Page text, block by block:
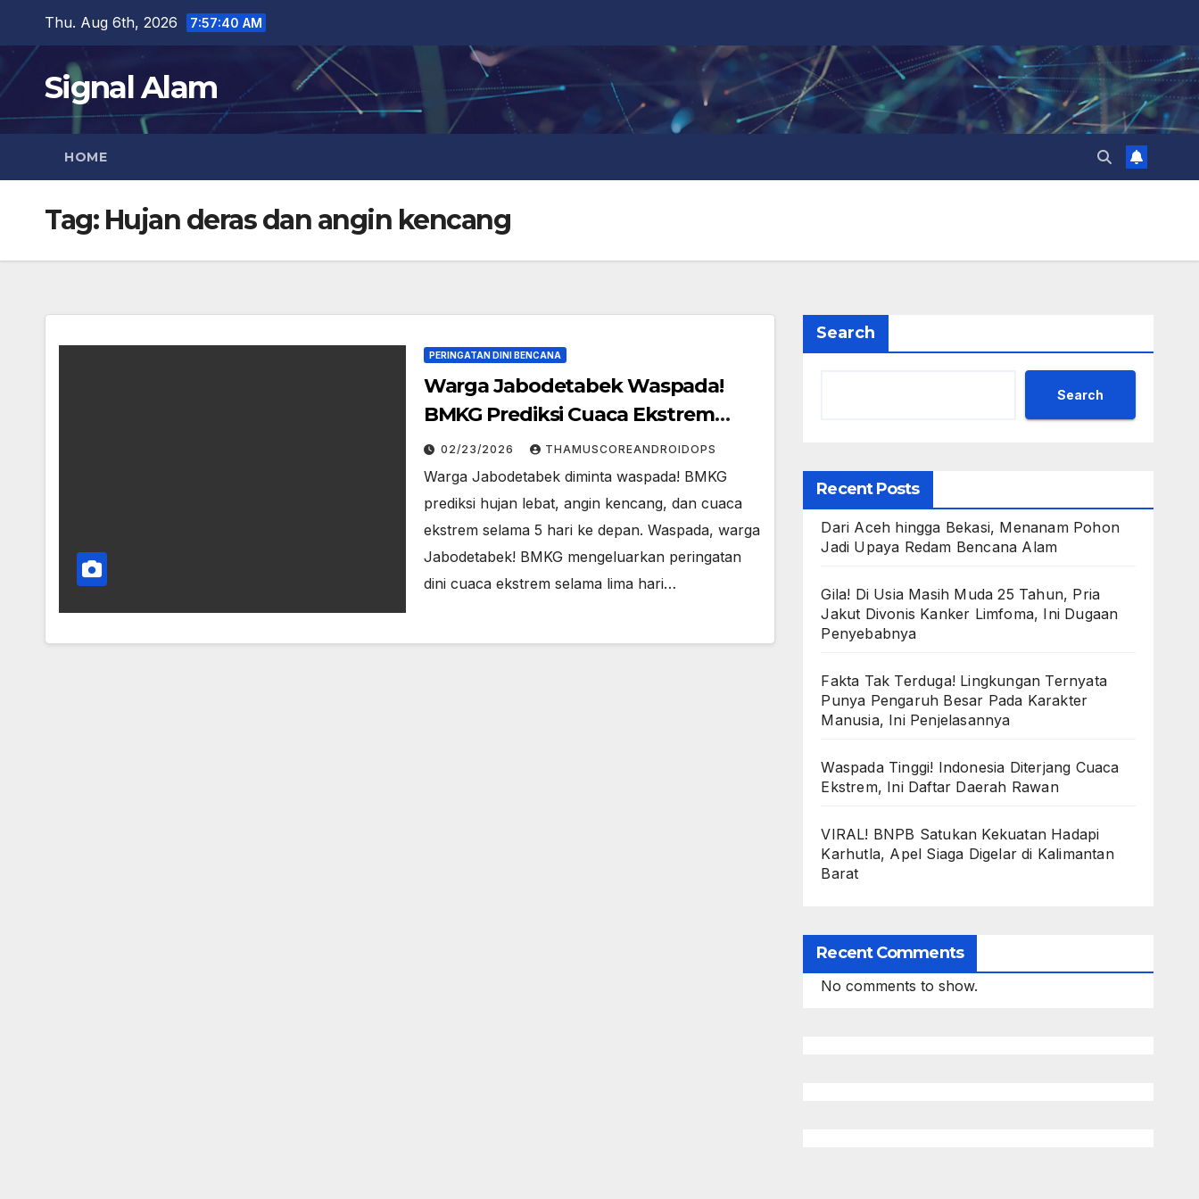
content
Thu. Aug 6th, 2026 7:57:40 AM
Signal Alam
HOME
Tag: Hujan deras dan angin kencang
PERINGATAN DINI BENCANA
Warga Jabodetabek Waspada!
BMKG Prediksi Cuaca Ekstrem
Selama 5 Hari
02/23/2026 THAMUSCOREANDROIDOPS
Warga Jabodetabek diminta waspada! BMKG
prediksi hujan lebat, angin kencang, dan cuaca
ekstrem selama 5 hari ke depan. Waspada, warga
Jabodetabek! BMKG mengeluarkan peringatan
dini cuaca ekstrem selama lima hari…
Search
Search
Recent Posts
Dari Aceh hingga Bekasi, Menanam Pohon
Jadi Upaya Redam Bencana Alam
Gila! Di Usia Masih Muda 25 Tahun, Pria
Jakut Divonis Kanker Limfoma, Ini Dugaan
Penyebabnya
Fakta Tak Terduga! Lingkungan Ternyata
Punya Pengaruh Besar Pada Karakter
Manusia, Ini Penjelasannya
Waspada Tinggi! Indonesia Diterjang Cuaca
Ekstrem, Ini Daftar Daerah Rawan
VIRAL! BNPB Satukan Kekuatan Hadapi
Karhutla, Apel Siaga Digelar di Kalimantan
Barat
Recent Comments
No comments to show.